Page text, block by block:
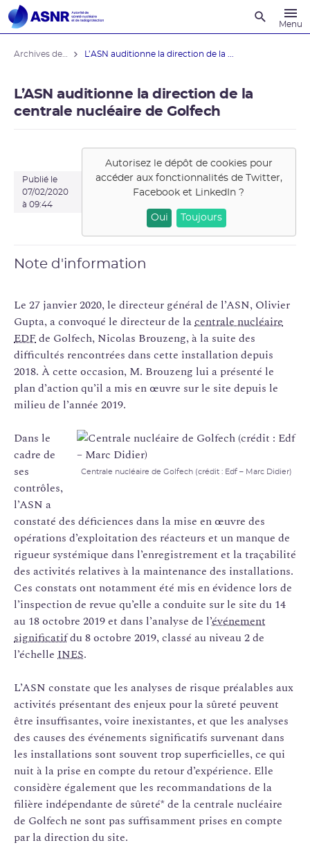
Menu
L’ASN auditionne la direction de la ...
L’ASN auditionne la direction de la
centrale nucléaire de Golfech
Publié le
07/02/2020
à 09:44
Autorisez le dépôt de cookies pour
accéder aux fonctionnalités de Twitter,
Facebook et LinkedIn ?
Oui Toujours
Note d'information
Le 27 janvier 2020, le directeur général de l’ASN, Olivier
Gupta, a convoqué le directeur de lacentrale nucléaire
EDFde Golfech, Nicolas Brouzeng, à la suite des
difficultés rencontrées dans cette installation depuis
2018. À cette occasion, M. Brouzeng lui a présenté le
plan d’action qu’il a mis en œuvre sur le site depuis le
milieu de l’année 2019.
Centrale nucléaire de Golfech (crédit : Edf – Marc Didier)
Dans le
cadre de
ses
contrôles,
l’ASN a
constaté des déficiences dans la mise en œuvre des
opérations d’exploitation des réacteurs et un manque de
rigueur systémique dans l’enregistrement et la traçabilité
des activités relatives à la maintenance des installations.
Ces constats ont notamment été mis en évidence lors de
l’inspection de revue qu’elle a conduite sur le site du 14
au 18 octobre 2019 et dans l’analyse de l’événement
significatifdu 8 octobre 2019, classé au niveau 2 de
l’échelle INES.
L’ASN constate que les analyses de risque préalables aux
activités présentant des enjeux pour la sûreté peuvent
être insuffisantes, voire inexistantes, et que les analyses
des causes des événements significatifs survenant dans
les installations sont souvent trop superficielles, ce qui
nuit à la prise en compte du retour d’expérience. Elle
considère également que les recommandations de la
filière indépendante de sûreté* de la centrale nucléaire
de Golfech ne sont pas suffisamment prises en compte
par la direction du site.